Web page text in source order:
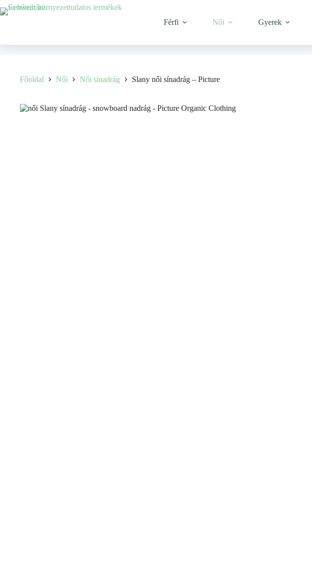
Férfi Női Gyerek
Főoldal Női Női sínadrág Slany női sínadrág – Picture